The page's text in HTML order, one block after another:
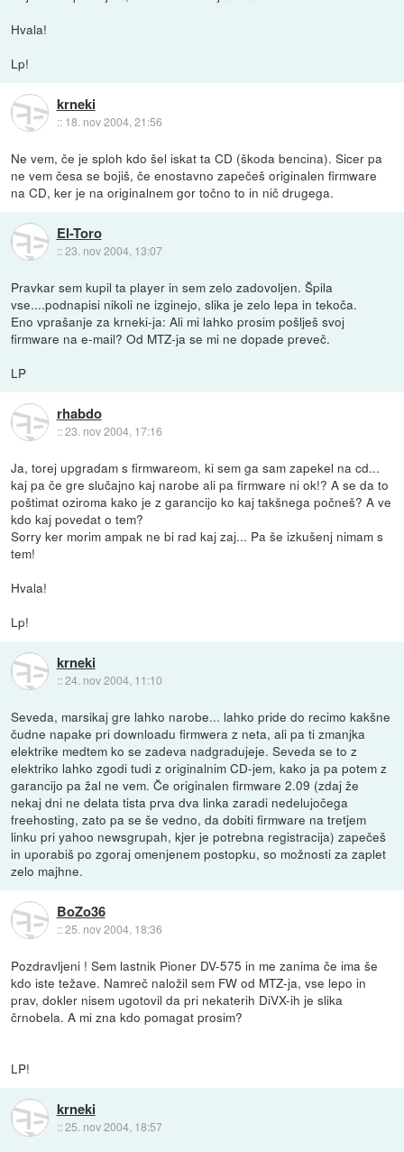
Hvala!
Lp!
krneki
:: 18. nov 2004, 21:56
Ne vem, če je sploh kdo šel iskat ta CD (škoda bencina). Sicer pa
ne vem česa se bojiš, če enostavno zapečeš originalen firmware
na CD, ker je na originalnem gor točno to in nič drugega.
El-Toro
::23. nov 2004, 13:07
Pravkar sem kupil ta player in sem zelo zadovoljen. Špila
vse....podnapisi nikoli ne izginejo, slika je zelo lepa in tekoča.
Eno vprašanje za krneki-ja: Ali mi lahko prosim pošlješ svoj
firmware na e-mail? Od MTZ-ja se mi ne dopade preveč.
LP
rhabdo
::23. nov 2004, 17:16
Ja, torej upgradam s firmwareom, ki sem ga sam zapekel na cd...
kaj pa če gre slučajno kaj narobe ali pa firmware ni ok!? A se da to
poštimat oziroma kako je z garancijo ko kaj takšnega počneš? A ve
kdo kaj povedat o tem?
Sorry ker morim ampak ne bi rad kaj zaj... Pa še izkušenj nimam s
tem!
Hvala!
Lp!
krneki
::24. nov 2004, 11:10
Seveda, marsikaj gre lahko narobe... lahko pride do recimo kakšne
čudne napake pri downloadu firmwera z neta, ali pa ti zmanjka
elektrike medtem ko se zadeva nadgradujeje. Seveda se to z
elektriko lahko zgodi tudi z originalnim CD-jem, kako ja pa potem z
garancijo pa žal ne vem. Če originalen firmware 2.09 (zdaj že
nekaj dni ne delata tista prva dva linka zaradi nedelujočega
freehosting, zato pa se še vedno, da dobiti firmware na tretjem
linku pri yahoo newsgrupah, kjer je potrebna registracija) zapečeš
in uporabiš po zgoraj omenjenem postopku, so možnosti za zaplet
zelo majhne.
BoZo36
::25. nov 2004, 18:36
Pozdravljeni ! Sem lastnik Pioner DV-575 in me zanima če ima še
kdo iste težave. Namreč naložil sem FW od MTZ-ja, vse lepo in
prav, dokler nisem ugotovil da pri nekaterih DiVX-ih je slika
črnobela. A mi zna kdo pomagat prosim?
LP!
krneki
::25. nov 2004, 18:57